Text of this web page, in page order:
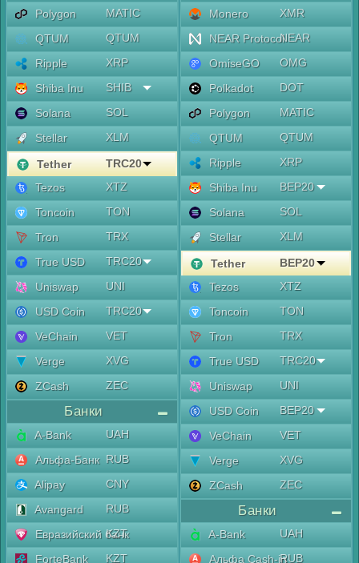
Polygon
MATIC
QTUM
QTUM
Ripple
XRP
Shiba Inu
SHIB
Solana
SOL
Stellar
XLM
Tether
TRC20
Tezos
XTZ
Toncoin
TON
Tron
TRX
True USD
TRC20
Uniswap
UNI
USD Coin
TRC20
VeChain
VET
Verge
XVG
ZCash
ZEC
Банки
A-Bank
UAH
Альфа-Банк RUB
Alipay
CNY
Avangard
RUB
Евразийский банк
KZT
ForteBank
KZT
Monero
XMR
NEAR ProtocolNEAR
OmiseGO
OMG
Polkadot
DOT
Polygon
MATIC
QTUM
QTUM
Ripple
XRP
Shiba Inu
BEP20
Solana
SOL
Stellar
XLM
Tether
BEP20
Tezos
XTZ
Toncoin
TON
Tron
TRX
True USD
TRC20
Uniswap
UNI
USD Coin
BEP20
VeChain
VET
Verge
XVG
ZCash
ZEC
Банки
A-Bank
UAH
Альфа Cash-inRUB